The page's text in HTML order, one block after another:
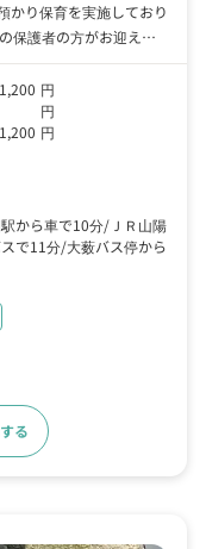
かり保育を実施しており
だくものとなります。
行事の準備等、決まった
ごせる環境づくりを担
1,200 円
円
1,200 円
から車で10分
ＪＲ山陽
で11分 大薮バス停から
る